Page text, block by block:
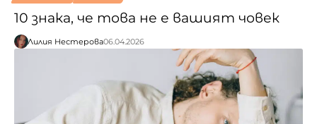
10 знака, че това не е вашият човек
Лилия Нестерова06.04.2026